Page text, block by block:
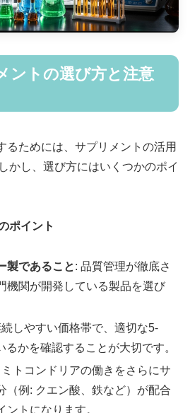
ントの選び方と注意
るためには、サプリメントの活用
かし、選び方にはいくつかのポイ
ポイント
製であること: 品質管理が徹底さ
機関が開発している製品を選び
続しやすい価格帯で、適切な5-
かを確認することが大切です。
ミトコンドリアの働きをさらにサ
（例: クエン酸、鉄など）が配合
ントになります。